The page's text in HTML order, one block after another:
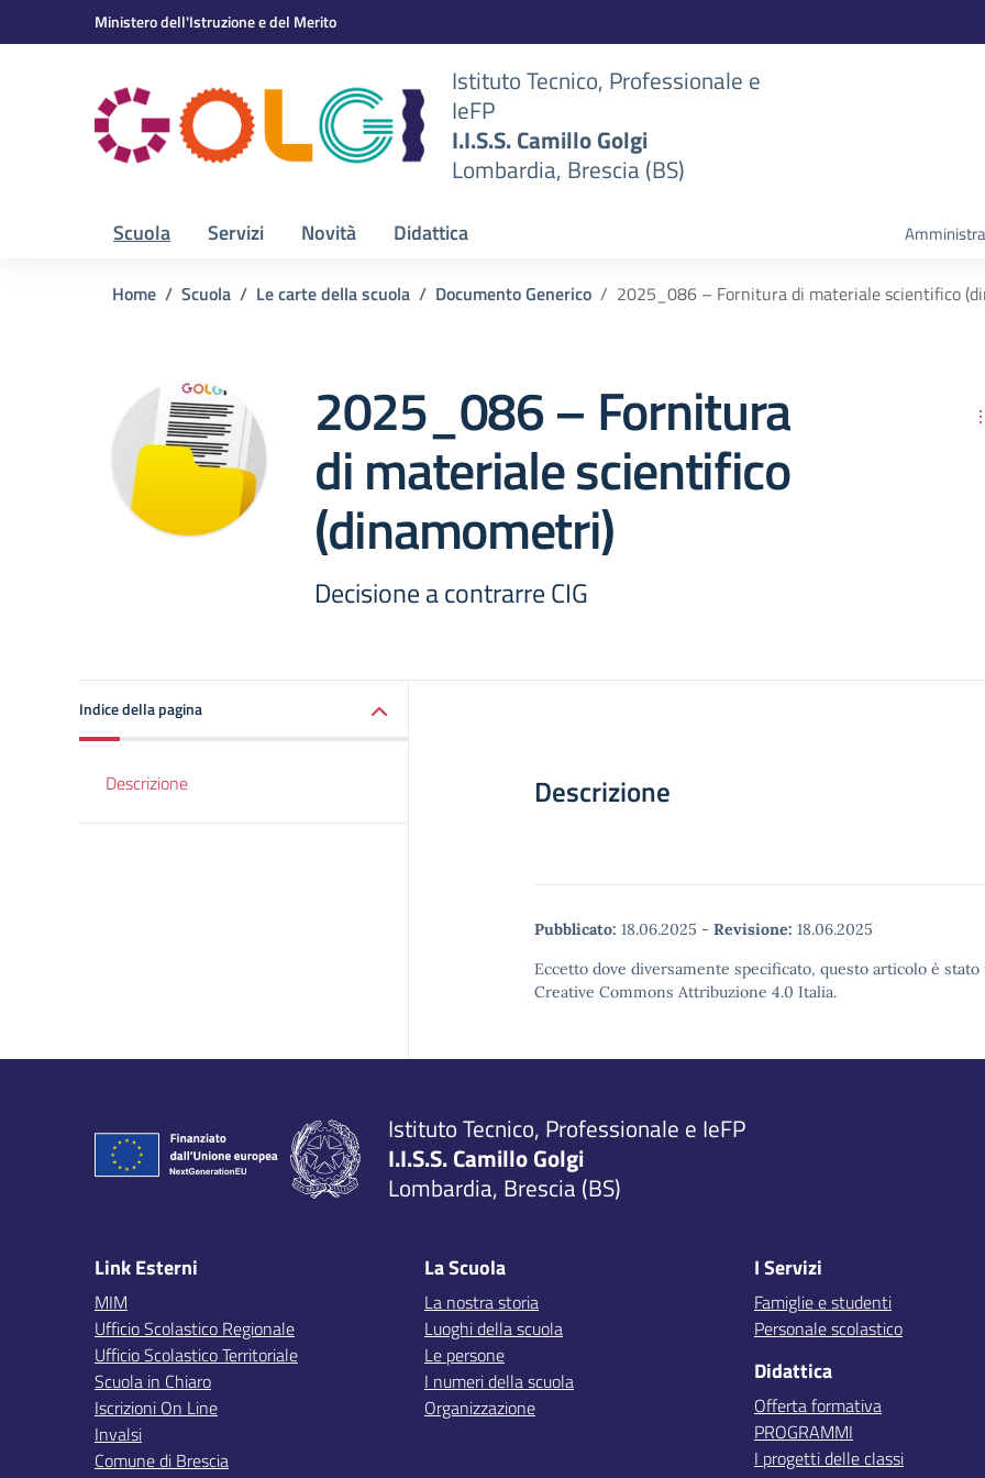
Vai ai contenuti
Vai al menu di navigazioneMinistero dell'Istruzione e del Merito
Istituto Tecnico, Professionale e
IeFP
I.I.S.S. Camillo Golgi
Lombardia, Brescia (BS)
Scuola Servizi Novità Didattica
Home Scuola Le carte della scuola Documento Generico 2025_086 – Fornitura di materiale scientifico
2025_086 – Fornitura
di materiale scientifico
(dinamometri)
Decisione a contrarre CIG
Indice della pagina
Descrizione Descrizione
Pubblicato: 18.06.2025 - Revisione: 18.06.2025
Eccetto dove diversamente specificato, questo articolo è
Creative Commons Attribuzione 4.0 Italia.
Istituto Tecnico, Professionale e IeFP
I.I.S.S. Camillo Golgi
Lombardia, Brescia (BS)
Link Esterni
MIM
Ufficio Scolastico Regionale
Ufficio Scolastico Territoriale
Scuola in Chiaro
Iscrizioni On Line
Invalsi
Comune di Brescia
La Scuola
La nostra storia
Luoghi della scuola
Le persone
I numeri della scuola
Organizzazione
I Servizi
Famiglie e studenti
Personale scolastico
Didattica
Offerta formativa
PROGRAMMI
I progetti delle classi